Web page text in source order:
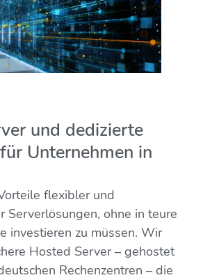
und dedizierte
Unternehmen in
flexibler und
Serverlösungen, ohne in teure
investieren zu müssen. Wir
Hosted Server – gehostet
Rechenzentren – die